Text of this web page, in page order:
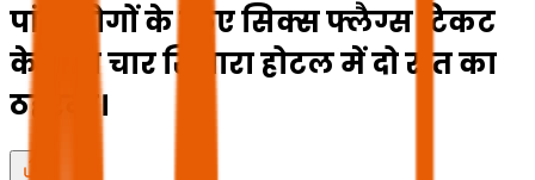
पांच लोगों के लिए सिक्स फ्लैग्स टिकट
के साथ चार सितारा होटल में दो रात का
ठहरना।